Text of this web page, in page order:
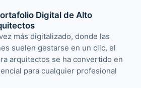
Digital de Alto
más digitalizado, donde las
suelen gestarse en un clic, el
arquitectos se ha convertido en
para cualquier profesional